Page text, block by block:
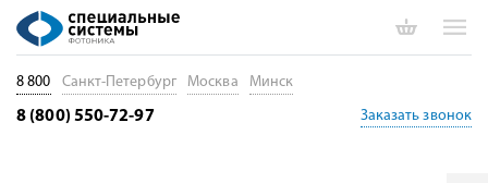
8 800 Санкт-Петербург Москва Минск
8 (800) 550-72-97 Заказать звонок